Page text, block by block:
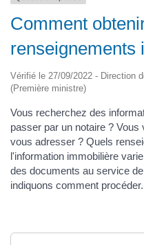
Comment
renseignements
Vérifié le 27/09/2022 - Direction
(Première ministre)
Vous recherchez des
passer par un notaire ?
vous adresser ? Quels
l'information immobilière
des documents au service
indiquons comment procéder.